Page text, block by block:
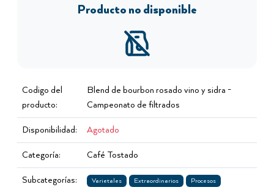
Producto no disponible
Codigo del
producto:
Blend de bourbon rosado vino y sidra -
Campeonato de filtrados
Disponibilidad: Agotado
Categoría: Café Tostado
Subcategorías: Varietales Extraordinarios
Procesos